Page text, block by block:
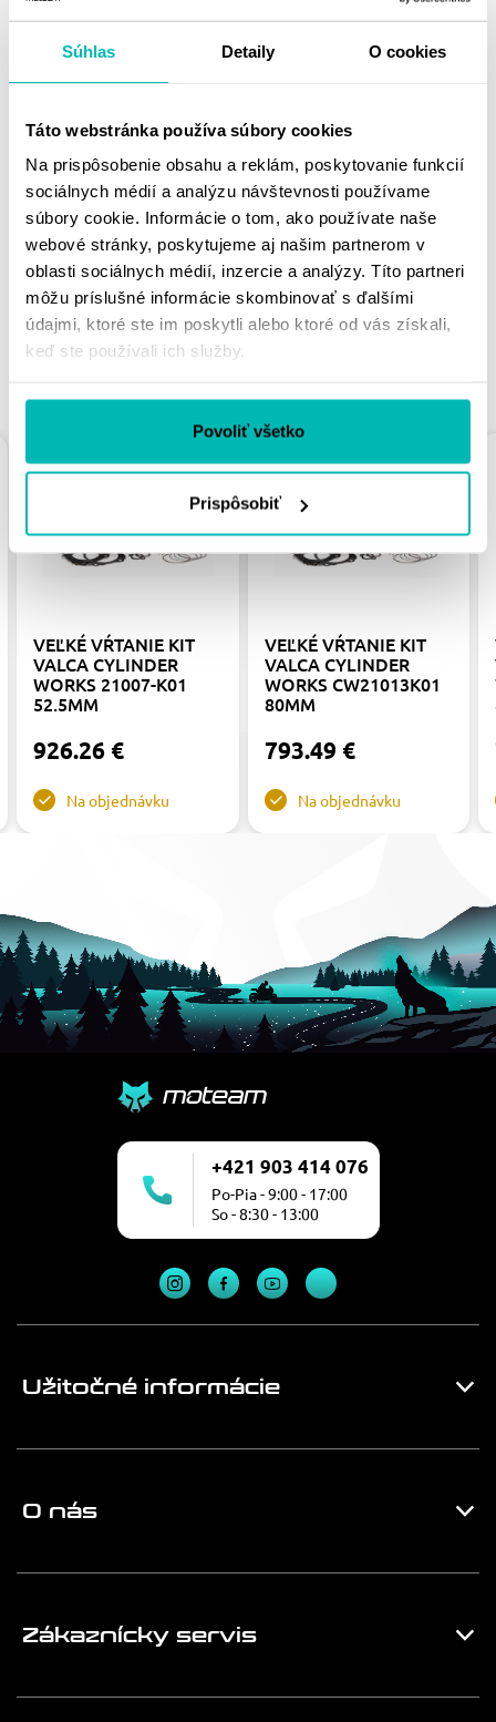
Súhlas Detaily O cookies
Táto webstránka používa súbory cookies
Na prispôsobenie obsahu a reklám, poskytovanie funkcií
sociálnych médií a analýzu návštevnosti používame
súbory cookie. Informácie o tom, ako používate naše
webové stránky, poskytujeme aj našim partnerom v
oblasti sociálnych médií, inzercie a analýzy. Títo partneri
môžu príslušné informácie skombinovať s ďalšími
údajmi, ktoré ste im poskytli alebo ktoré od vás získali,
keď ste používali ich služby.
Povoliť všetko
Prispôsobiť
Vertex #23626. Makes 770cc when used with Hot Rods
MOHLO BY SA VÁM
PÁČIŤ
VEĽKÉ VŔTANIE KIT
VALCA CYLINDER
WORKS 21007-K01
52.5MM
926.26 €
Na objednávku
VEĽKÉ VŔTANIE KIT
VALCA CYLINDER
WORKS CW21013K01
80MM
793.49 €
Na objednávku
+421 903 414 076
Po-Pia - 9:00 - 17:00
So - 8:30 - 13:00
Užitočné informácie
O nás
Zákaznícky servis